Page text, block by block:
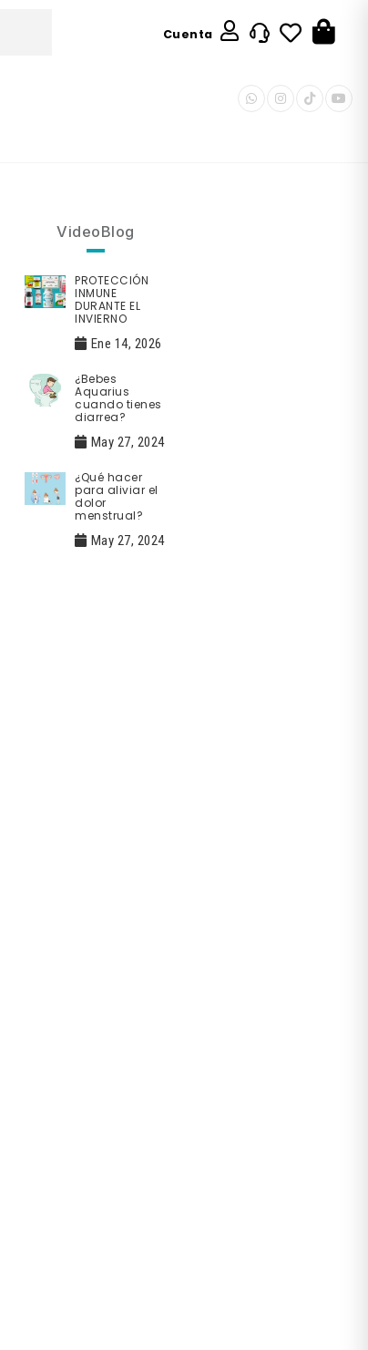
Cuenta
VideoBlog
PROTECCIÓN
INMUNE
DURANTE EL
INVIERNO
Ene 14, 2026
¿Bebes
Aquarius
cuando tienes
diarrea?
May 27, 2024
¿Qué hacer
para aliviar el
dolor
menstrual?
May 27, 2024